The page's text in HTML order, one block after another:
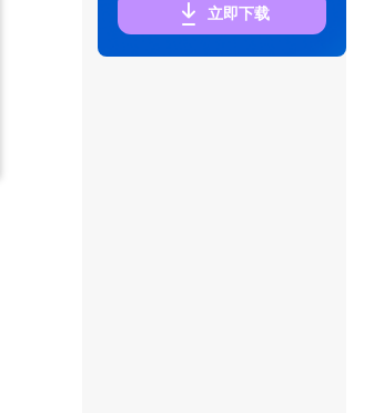
立即下载